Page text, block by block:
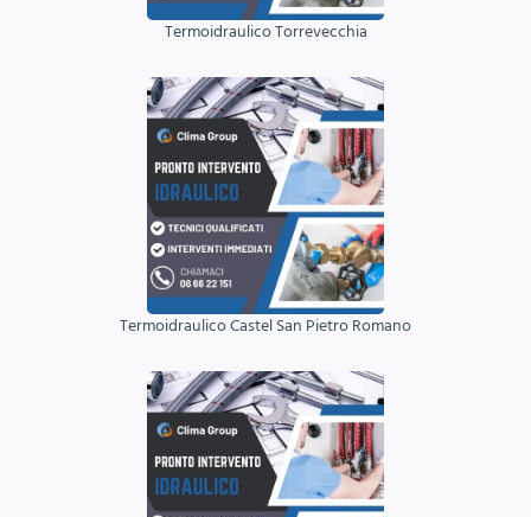
Termoidraulico Torrevecchia
Termoidraulico Castel San Pietro Romano